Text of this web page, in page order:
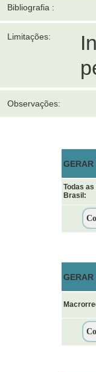
Bibliografia :
Limitações:
Observações:
Todas
Brasil:
GERAR